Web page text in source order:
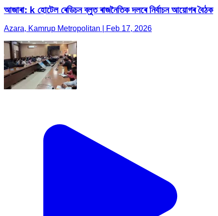
আজাৰা: k হোটেল ৰেডিচন ব্লুত ৰাজনৈতিক দলৰে নিৰ্বাচন আয়োগৰ বৈঠক
Azara, Kamrup Metropolitan | Feb 17, 2026